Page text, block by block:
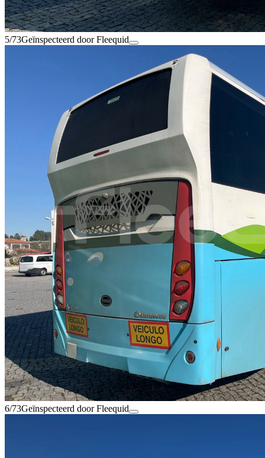
5/73Geïnspecteerd door Fleequid
6/73Geïnspecteerd door Fleequid